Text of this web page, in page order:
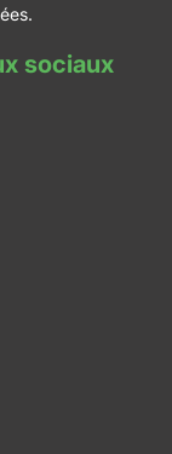
sociaux